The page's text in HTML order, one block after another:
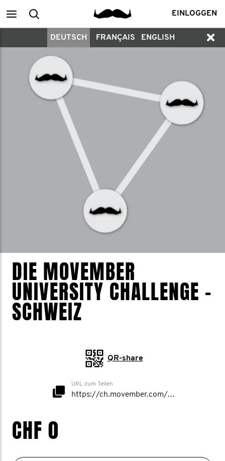
MainSuchen EINLOGGEN
DEUTSCH FRANÇAIS ENGLISH
DIE MOVEMBER
UNIVERSITY CHALLENGE -
SCHWEIZ
QR-share
URL zum Teilen
https://ch.movember.com/mospace/network/view/id/53014
CHF 0